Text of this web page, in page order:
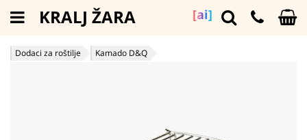
[ai]
KRALJ ŽARA
Dodaci za roštilje Kamado D&Q